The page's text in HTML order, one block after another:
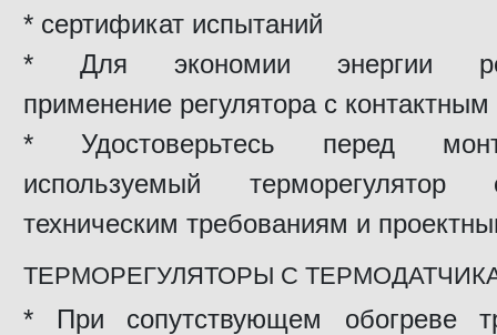
* сертификат испытаний
* Для экономии энергии
применение регулятора с
* Удостоверьтесь перед
используемый терморегулятор
техническим требованиям и
ТЕРМОРЕГУЛЯТОРЫ С
* При сопутствующем обогревe